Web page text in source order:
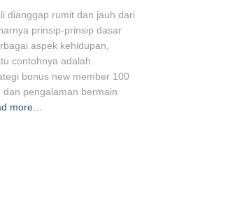
dianggap rumit dan jauh dari
prinsip-prinsip dasar
aspek kehidupan,
contohnya adalah
bonus new member 100
pengalaman bermain
more…